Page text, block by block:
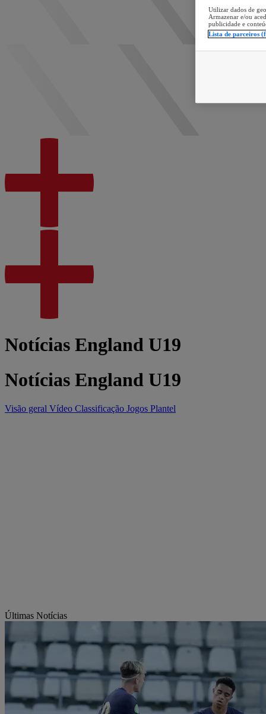
Notícias England U19
Notícias England U19
Visão geral Vídeo Classificação Jogos Plantel
Últimas Notícias
Utilizar dados de
Armazenar e/ou
publicidade e
Lista de parceiros